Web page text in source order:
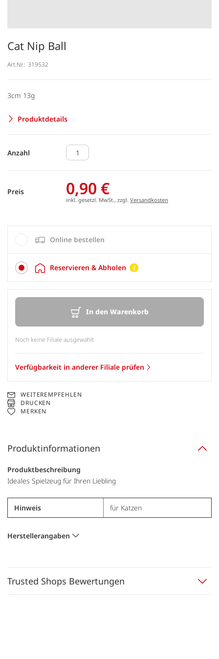
Cat Nip Ball
Art.Nr.: 319532
3cm 13g
Produktdetails
Anzahl
Preis 0,90 €
inkl. gesetzl. MwSt., zzgl. Versandkosten
Online bestellen
Reservieren & Abholen
In den Warenkorb
Noch keine Filiale ausgewählt
Verfügbarkeit in anderer Filiale prüfen
WEITEREMPFEHLEN
DRUCKEN
MERKEN
Produktinformationen
Produktbeschreibung
Ideales Spielzeug für Ihren Liebling
Hinweis für Katzen
Herstellerangaben
Trusted Shops Bewertungen